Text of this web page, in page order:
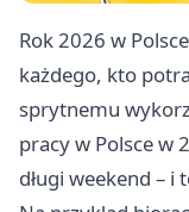
Rok 2026 w
każdego, kto
sprytnemu
pracy w Polsce w
długi weekend –